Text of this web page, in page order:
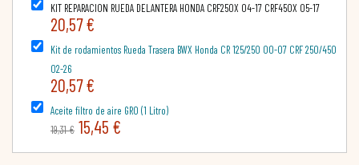
KIT REPARACION RUEDA DELANTERA HONDA CRF250X 04-17 CRF450X 05-17
20,57 €
Kit de rodamientos Rueda Trasera BWX Honda CR 125/250 00-07 CRF 250/450
02-26
20,57 €
Aceite filtro de aire GRO (1 Litro)
19,31 € 15,45 €